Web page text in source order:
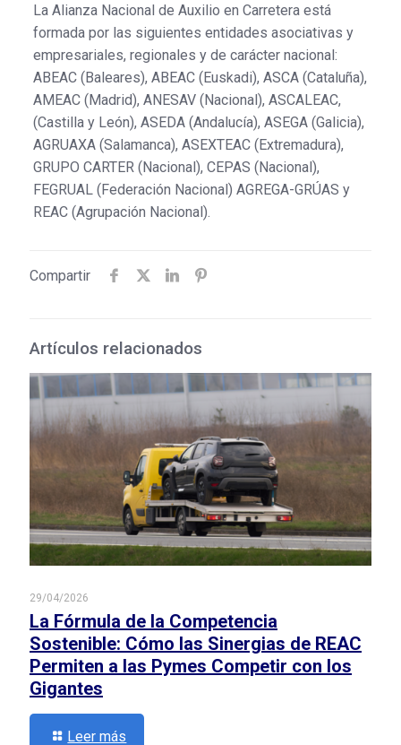
La Alianza Nacional de Auxilio en Carretera está
formada por las siguientes entidades asociativas y
empresariales, regionales y de carácter nacional:
ABEAC (Baleares), ABEAC (Euskadi), ASCA (Cataluña),
AMEAC (Madrid), ANESAV (Nacional), ASCALEAC,
(Castilla y León), ASEDA (Andalucía), ASEGA (Galicia),
AGRUAXA (Salamanca), ASEXTEAC (Extremadura),
GRUPO CARTER (Nacional), CEPAS (Nacional),
FEGRUAL (Federación Nacional) AGREGA-GRÚAS y
REAC (Agrupación Nacional).
Compartir
Artículos relacionados
29/04/2026
La Fórmula de la Competencia
Sostenible: Cómo las Sinergias de REAC
Permiten a las Pymes Competir con los
Gigantes
Leer más